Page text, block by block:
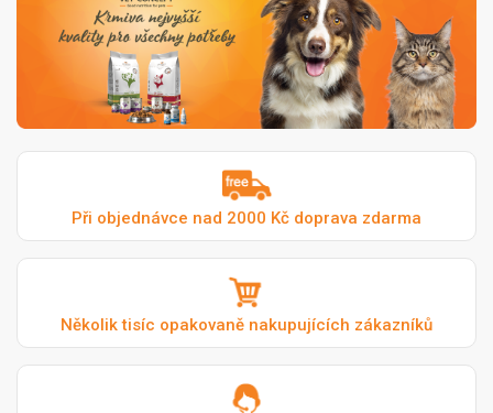
Při objednávce nad 2000 Kč doprava zdarma
Několik tisíc opakovaně nakupujících zákazníků